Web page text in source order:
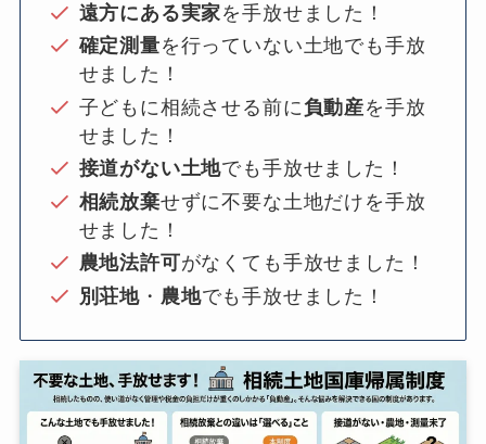
遠方にある実家を手放せました！
確定測量を行っていない土地でも手放
せました！
子どもに相続させる前に負動産を手放
せました！
接道がない土地でも手放せました！
相続放棄せずに不要な土地だけを手放
せました！
農地法許可がなくても手放せました！
別荘地 ・ 農地でも手放せました！